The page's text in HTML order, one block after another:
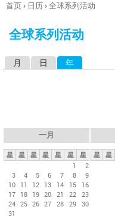
你
这
首页› 日历›全球系列活动
全球系列活动
月 日 年
一月
星 星 星 星 星 星
星
1
2
3
4 5 6 7 8
9
10 11 12 13 14 15
16
17 18 19 20 21 22 23
24 25 26 27 28 29 30
31
星 星